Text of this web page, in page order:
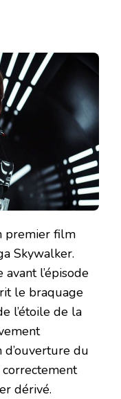
premier film
Skywalker.
l’épisode
le braquage
l’étoile de la
d’ouverture du
dérivé.